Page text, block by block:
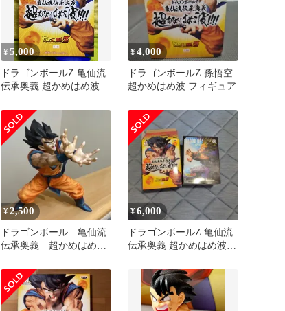
¥5,000
ドラゴンボールZ 亀仙流
伝承奥義 超かめはめ波
¥4,000
ドラゴンボールZ 孫悟空
超かめはめ波 フィギュア
¥2,500
ドラゴンボール 亀仙流
伝承奥義 超かめはめ
¥6,000
ドラゴンボールZ 亀仙流
伝承奥義 超かめはめ波孫